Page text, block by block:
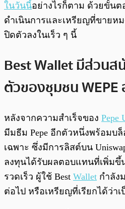
ในวันนี้อย่างไรก็ตาม ด้วยขั้น
ดำเนินการและเหรียญที่ขายห
ปิดตัวลงในเร็ว ๆ นี้
Best Wallet มีส่วน
ตัวของชุมชน WEPE
หลังจากความสำเร็จของ Pepe
มีมธีม Pepe อีกตัวหนึ่งพร้อมบ
เฉพาะ ซึ่งมีการลิสต์บน
ลงทุนได้รับผลตอบแทนที่เพิ่มขึ้น
รวดเร็ว ผู้ใช้ Best Wallet กำลัง
ต่อไป หรือเหรียญที่เรียกได้ว่า